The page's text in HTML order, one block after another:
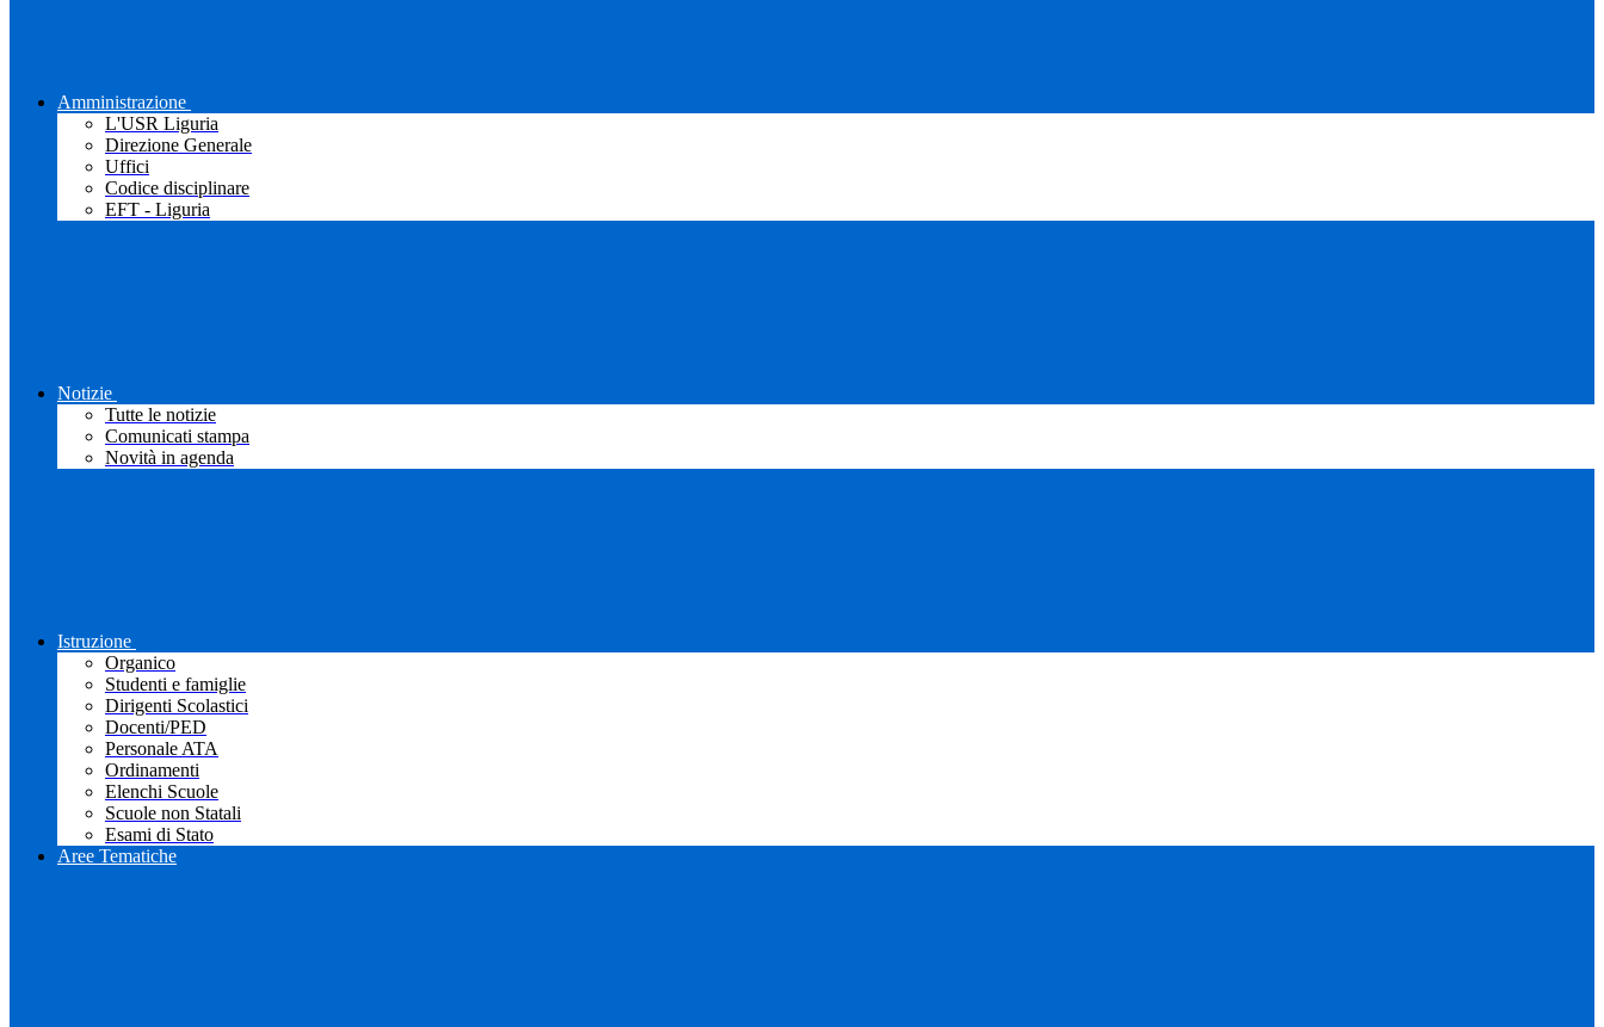
Amministrazione
L'USR Liguria
Direzione Generale
Uffici
Codice disciplinare
EFT - Liguria
Notizie
Tutte le notizie
Comunicati stampa
Novità in agenda
Istruzione
Organico
Studenti e famiglie
Dirigenti Scolastici
Docenti/PED
Personale ATA
Ordinamenti
Elenchi Scuole
Scuole non Statali
Esami di Stato
Aree Tematiche